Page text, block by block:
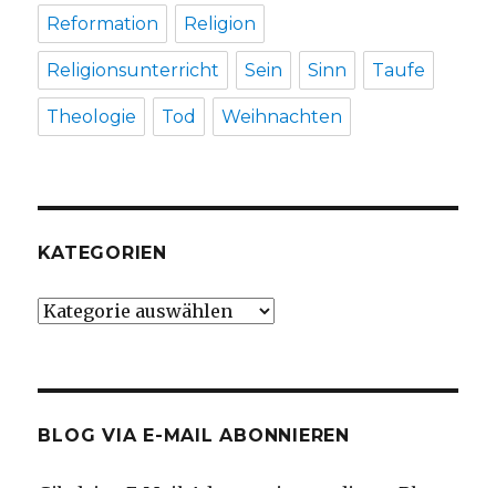
Reformation Religion
Religionsunterricht Sein Sinn Taufe
Theologie Tod Weihnachten
KATEGORIEN
Kategorien
BLOG VIA E-MAIL ABONNIEREN